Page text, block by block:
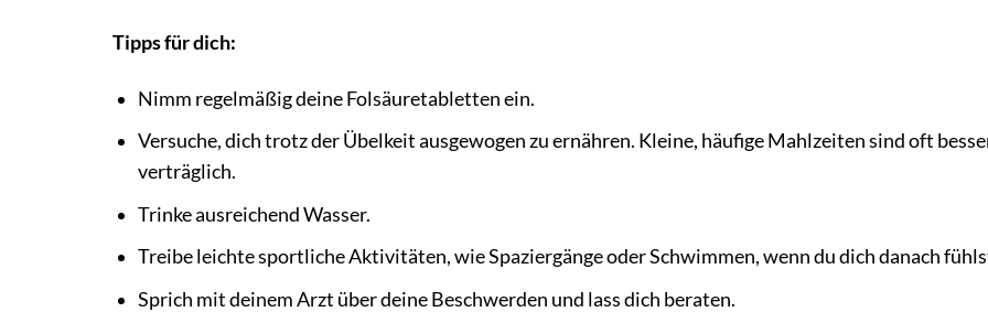
Tipps für dich:
Nimm regelmäßig deine Folsäuretabletten ein.
Versuche, dich trotz der Übelkeit ausgewogen zu ernähren. Kleine, häufige Mahlzeiten sind oft
verträglich.
Trinke ausreichend Wasser.
Treibe leichte sportliche Aktivitäten, wie Spaziergänge oder Schwimmen, wenn du dich danach
Sprich mit deinem Arzt über deine Beschwerden und lass dich beraten.